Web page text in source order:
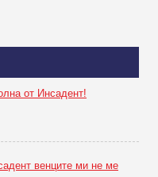
от Инсадент!
венците ми не ме